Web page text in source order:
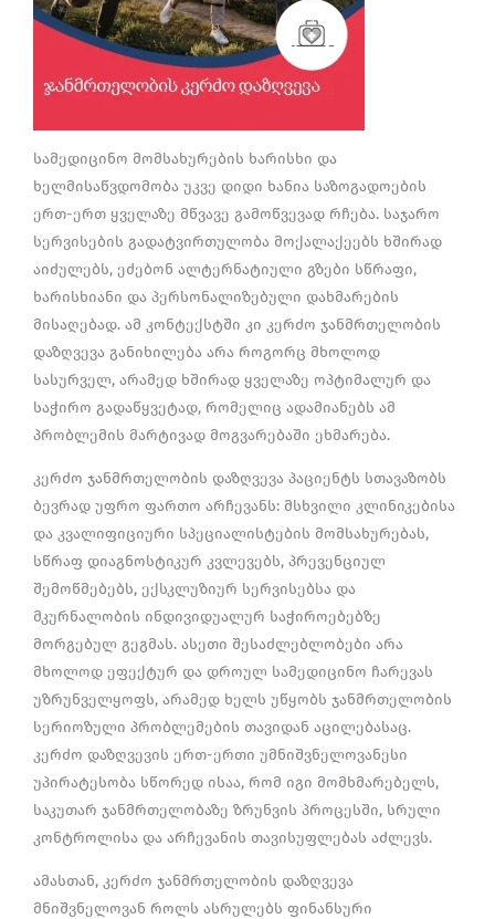
სამედიცინო მომსახურების ხარისხი და
ხელმისაწვდომობა უკვე დიდი ხანია საზოგადოების
ერთ-ერთ ყველაზე მწვავე გამოწვევად რჩება. საჯარო
სერვისების გადატვირთულობა მოქალაქეებს ხშირად
აიძულებს, ეძებონ ალტერნატიული გზები სწრაფი,
ხარისხიანი და პერსონალიზებული დახმარების
მისაღებად. ამ კონტექსტში კი კერძო ჯანმრთელობის
დაზღვევა განიხილება არა როგორც მხოლოდ
სასურველ, არამედ ხშირად ყველაზე ოპტიმალურ და
საჭირო გადაწყვეტად, რომელიც ადამიანებს ამ
პრობლემის მარტივად მოგვარებაში ეხმარება.
კერძო ჯანმრთელობის დაზღვევა პაციენტს სთავაზობს
ბევრად უფრო ფართო არჩევანს: მსხვილი კლინიკებისა
და კვალიფიციური სპეციალისტების მომსახურებას,
სწრაფ დიაგნოსტიკურ კვლევებს, პრევენციულ
შემოწმებებს, ექსკლუზიურ სერვისებსა და
მკურნალობის ინდივიდუალურ საჭიროებებზე
მორგებულ გეგმას. ასეთი შესაძლებლობები არა
მხოლოდ ეფექტურ და დროულ სამედიცინო ჩარევას
უზრუნველყოფს, არამედ ხელს უწყობს ჯანმრთელობის
სერიოზული პრობლემების თავიდან აცილებასაც.
კერძო დაზღვევის ერთ-ერთი უმნიშვნელოვანესი
უპირატესობა სწორედ ისაა, რომ იგი მომხმარებელს,
საკუთარ ჯანმრთელობაზე ზრუნვის პროცესში, სრული
კონტროლისა და არჩევანის თავისუფლებას აძლევს.
ამასთან, კერძო ჯანმრთელობის დაზღვევა
მნიშვნელოვან როლს ასრულებს ფინანსური